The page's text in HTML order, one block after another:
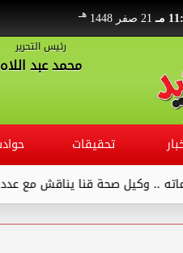
مـ 21 صفر 1448 هـ
رئيس التحرير
محمد عبد اللاه
تحقيقات
مع عدد من القيادات...